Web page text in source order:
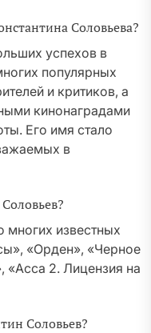
Соловьева?
успехов в
популярных
и критиков, а
кинонаградами
Его имя стало
в
многих известных
«Орден», «Черное
2. Лицензия на
Соловьев?